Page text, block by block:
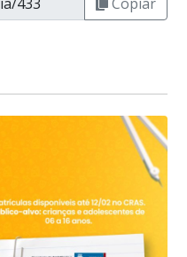
Copiar